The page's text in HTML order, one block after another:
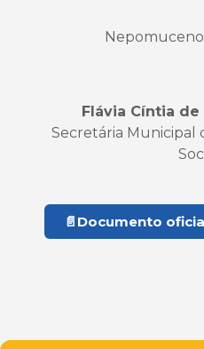
Flávia Cíntia
Secretária Municipal
📄 Documento